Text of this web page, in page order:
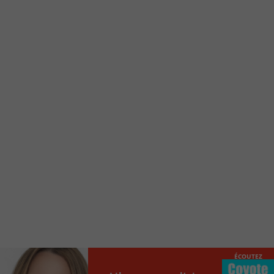
locale vous sont maintenant accessibles en un clic!
ÉCOUTEZ